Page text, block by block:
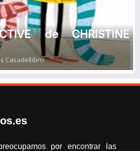
de CHRISTINE
Casadellibro
por encontrar las